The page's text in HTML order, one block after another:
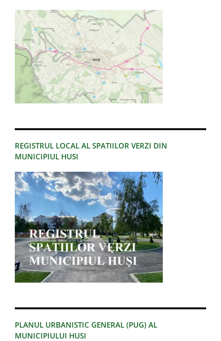
REGISTRUL LOCAL AL SPATIILOR VERZI DIN
MUNICIPIUL HUSI
PLANUL URBANISTIC GENERAL (PUG) AL
MUNICIPIULUI HUSI